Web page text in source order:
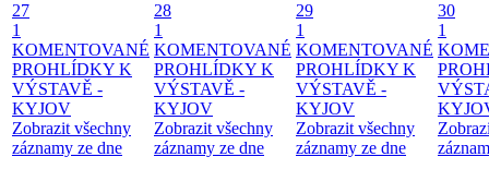
27
1
KOMENTOVANÉ
PROHLÍDKY K
VÝSTAVĚ -
KYJOV
Zobrazit všechny
záznamy ze dne
28
1
KOMENTOVANÉ
PROHLÍDKY K
VÝSTAVĚ -
KYJOV
Zobrazit všechny
záznamy ze dne
29
1
KOMENTOVANÉ
PROHLÍDKY K
VÝSTAVĚ -
KYJOV
Zobrazit všechny
záznamy ze dne
30
1